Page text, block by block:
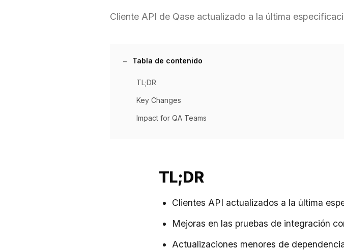
Cliente API de Qase actualizado a la última
Tabla de contenido
TL;DR
Key Changes
Impact for QA Teams
TL;DR
Clientes API actualizados a la última
Mejoras en las pruebas de integración
Actualizaciones menores de